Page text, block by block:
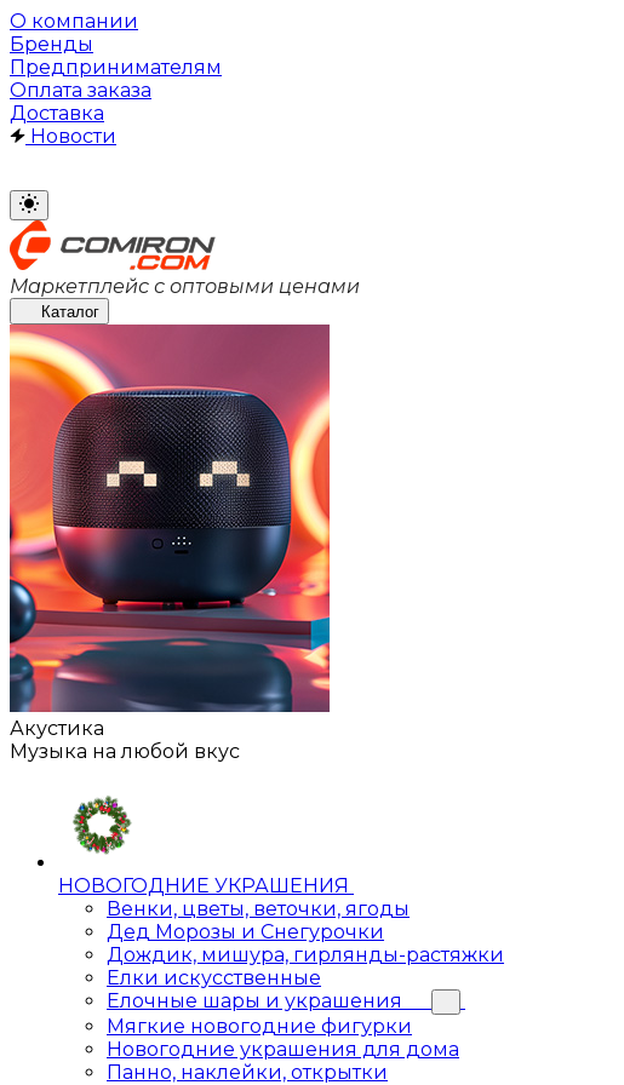
О компании
Бренды
Предпринимателям
Оплата заказа
Доставка
Новости
Маркетплейс с оптовыми ценами
Каталог
Акустика
Музыка на любой вкус
НОВОГОДНИЕ УКРАШЕНИЯ
Венки, цветы, веточки, ягоды
Дед Морозы и Снегурочки
Дождик, мишура, гирлянды-растяжки
Елки искусственные
Елочные шары и украшения
Мягкие новогодние фигурки
Новогодние украшения для дома
Панно, наклейки, открытки